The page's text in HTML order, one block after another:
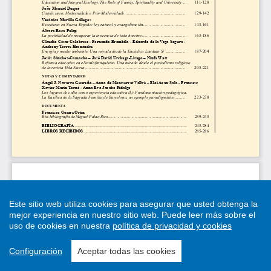
Este sitio web utiliza cookies para asegurar que usted obtenga la
mejor experiencia en nuestro sitio web. Puede leer más sobre el
uso de cookies en nuestra política de privacidad y cookies
Configuración Aceptar todas las cookies